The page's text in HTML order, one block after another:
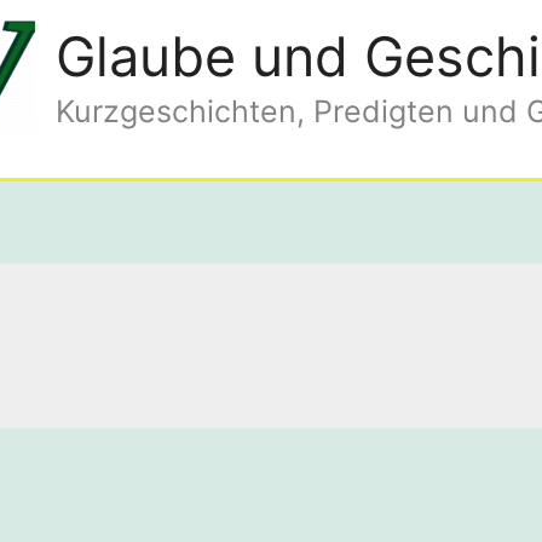
Glaube und
Kurzgeschichten, Predigten und